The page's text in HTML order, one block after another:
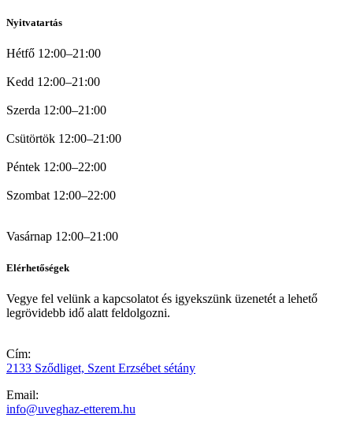
Nyitvatartás
Hétfő 12:00–21:00
Kedd 12:00–21:00
Szerda 12:00–21:00
Csütörtök 12:00–21:00
Péntek 12:00–22:00
Szombat 12:00–22:00
Vasárnap 12:00–21:00
Elérhetőségek
Vegye fel velünk a kapcsolatot és igyekszünk üzenetét a lehető
legrövidebb idő alatt feldolgozni.
Cím:
2133 Sződliget, Szent Erzsébet sétány
Email:
info@uveghaz-etterem.hu